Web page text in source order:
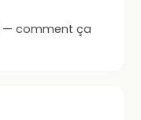
— comment ça